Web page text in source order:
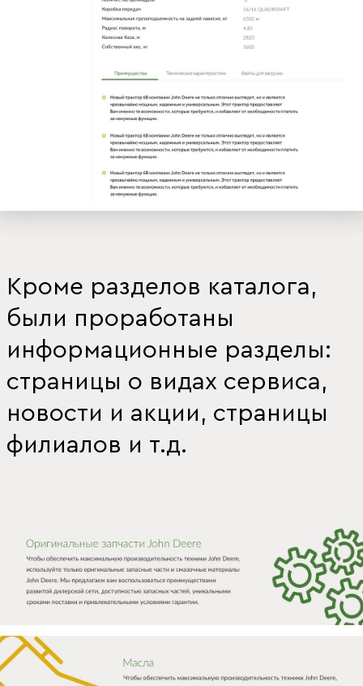
Кроме разделов каталога,
были проработаны
информационные разделы:
страницы о видах сервиса,
новости и акции, страницы
филиалов и т.д.